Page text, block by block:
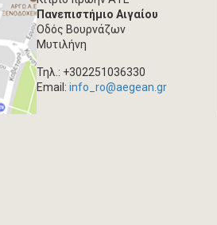
Πανεπιστήμιο Αιγαίου
Οδός Βουρνάζων
Μυτιλήνη
Τηλ.: +302251036330
Email:info_ro@aegean.gr